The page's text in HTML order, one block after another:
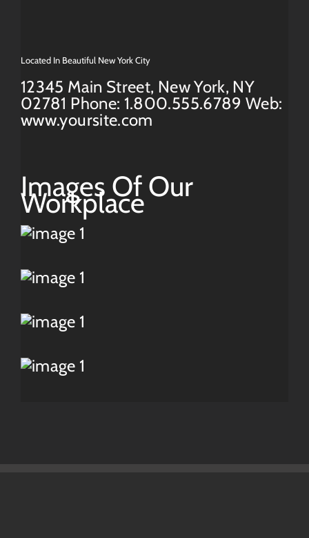
Located In Beautiful New York City
12345 Main Street, New York, NY
02781 Phone: 1.800.555.6789 Web:
www.yoursite.com
Images Of Our
Workplace